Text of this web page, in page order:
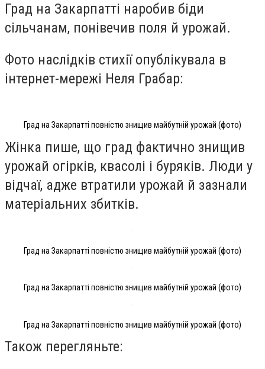
Град на Закарпатті наробив біди
сільчанам, понівечив поля й урожай.
Фото наслідків стихії опублікувала в
інтернет-мережі Неля Грабар:
Град на Закарпатті повністю знищив майбутній урожай (фото)
Жінка пише, що град фактично знищив
урожай огірків, квасолі і буряків. Люди у
відчаї, адже втратили урожай й зазнали
матеріальних збитків.
Град на Закарпатті повністю знищив майбутній урожай (фото)
Град на Закарпатті повністю знищив майбутній урожай (фото)
Град на Закарпатті повністю знищив майбутній урожай (фото)
Також перегляньте: